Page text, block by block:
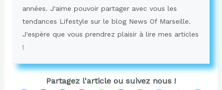
années. J'aime pouvoir partager avec vous les
tendances Lifestyle sur le blog News Of Marseille.
J'espère que vous prendrez plaisir à lire mes articles
!
Partagez l'article ou suivez nous !